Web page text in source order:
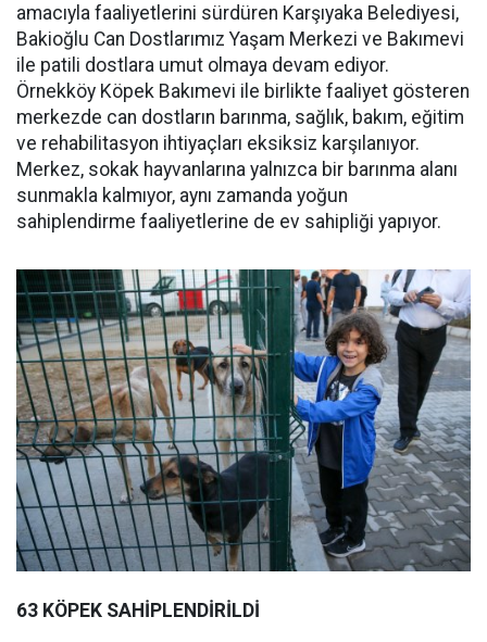
amacıyla faaliyetlerini sürdüren Karşıyaka Belediyesi,
Bakioğlu Can Dostlarımız Yaşam Merkezi ve Bakımevi
ile patili dostlara umut olmaya devam ediyor.
Örnekköy Köpek Bakımevi ile birlikte faaliyet gösteren
merkezde can dostların barınma, sağlık, bakım, eğitim
ve rehabilitasyon ihtiyaçları eksiksiz karşılanıyor.
Merkez, sokak hayvanlarına yalnızca bir barınma alanı
sunmakla kalmıyor, aynı zamanda yoğun
sahiplendirme faaliyetlerine de ev sahipliği yapıyor.
63 KÖPEK SAHİPLENDİRİLDİ